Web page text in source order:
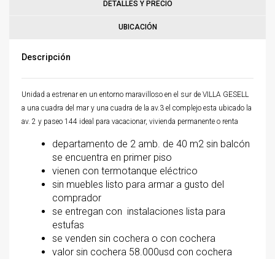
DETALLES Y PRECIO
UBICACIÓN
Descripción
Unidad a estrenar en un entorno maravilloso en el sur de VILLA GESELL
a una cuadra del mar y una cuadra de la av.3 el complejo esta ubicado la
av. 2 y paseo 144 ideal para vacacionar, vivienda permanente o renta
departamento de 2 amb. de 40 m2 sin balcón
se encuentra en primer piso
vienen con termotanque eléctrico
sin muebles listo para armar a gusto del
comprador
se entregan con instalaciones lista para
estufas
se venden sin cochera o con cochera
valor sin cochera 58.000usd con cochera